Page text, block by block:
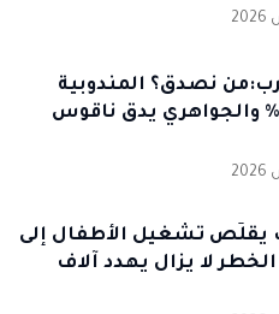
نصدق؟ المندوبية
تتحدث عن 9.5% والجواهري يدق ناقوس
يقلّص تشغيل الأطفال إلى
و الخطر لا يزال يهدد آلاف